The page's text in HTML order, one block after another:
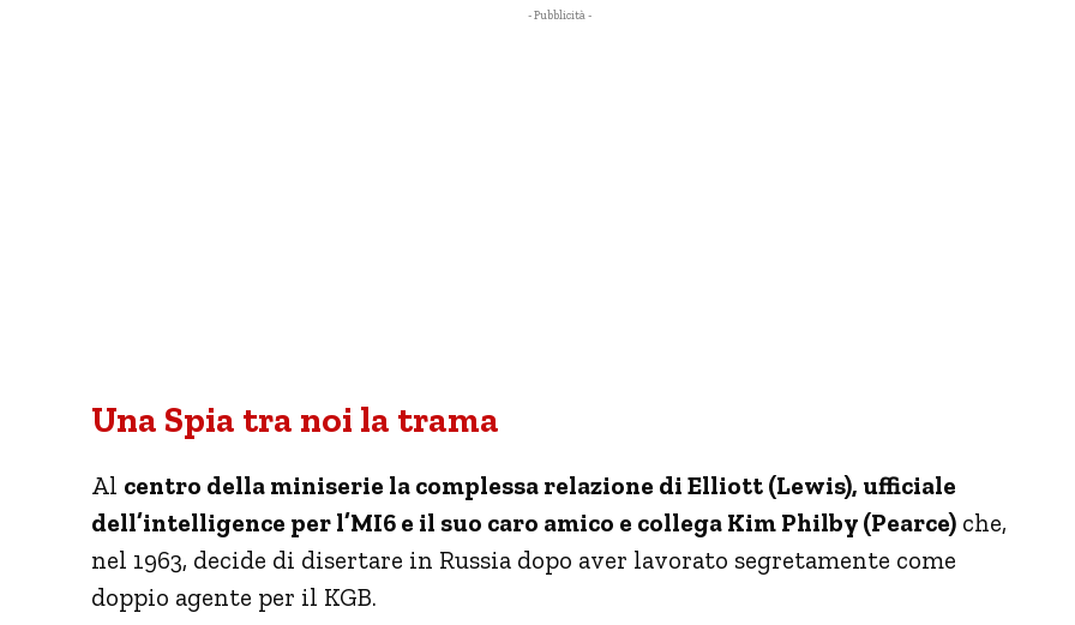
- Pubblicità -
Una Spia tra noi la trama
Al centro della miniserie la complessa relazione di Elliott (Lewis), ufficiale
dell’intelligence per l’MI6 e il suo caro amico e collega Kim Philby (Pearce) che,
nel 1963, decide di disertare in Russia dopo aver lavorato segretamente come
doppio agente per il KGB.